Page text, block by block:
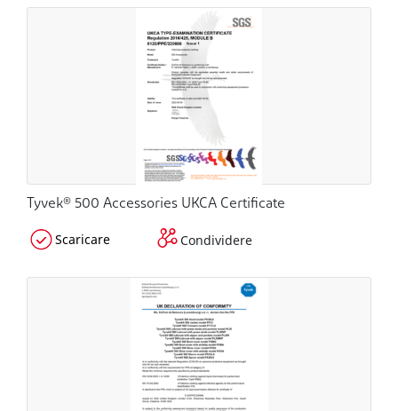
Tyvek® 500 Accessories UKCA Certificate
Scaricare Condividere